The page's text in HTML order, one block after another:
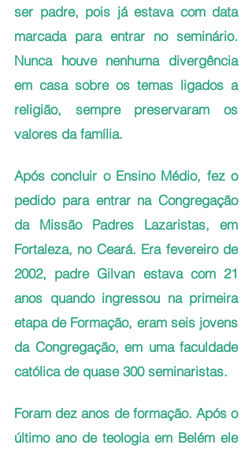
ser padre, pois já estava com data
marcada para entrar no seminário.
Nunca houve nenhuma divergência
em casa sobre os temas ligados a
religião, sempre preservaram os
valores da família.
Após concluir o Ensino Médio, fez o
pedido para entrar na Congregação
da Missão Padres Lazaristas, em
Fortaleza, no Ceará. Era fevereiro de
2002, padre Gilvan estava com 21
anos quando ingressou na primeira
etapa de Formação, eram seis jovens
da Congregação, em uma faculdade
católica de quase 300 seminaristas.
Foram dez anos de formação. Após o
último ano de teologia em Belém ele